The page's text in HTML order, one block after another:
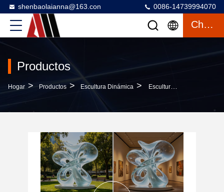
shenbaolaianna@163.con 0086-14739994070
Charlar
Productos
Hogar > Productos > Escultura Dinámica > Escultura De Fibra De Vidrio De Acabado De Resina Transparente Con Iluminación LED Personalizable Y Estatua De Arte Al Aire Libre Resistente A Las Intempéries